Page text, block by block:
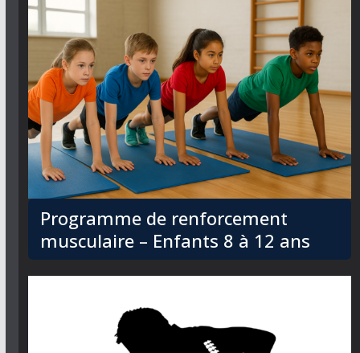
Programme de renforcement
musculaire – Enfants 8 à 12 ans